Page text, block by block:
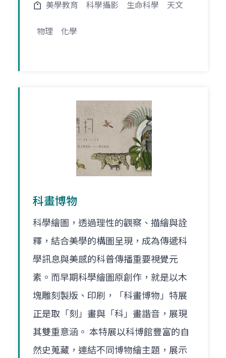
美學教育 科學攝影 生命科學 天文
物理 化學
科畫博物
科學繪圖，透過理性的觀察、描繪與詮
釋，結合美學的構圖呈現，成為傳遞科
學訊息與美感的科普傳播重要視覺元
素。而早期科學繪圖原創作，就是以木
塊雕刻製版、印刷，「科畫博物」特展
正是取「刻」畫與「科」畫諧音，展現
其雙重意涵。 本特展以科博館豐富的自
然史蒐藏，連結不同博物繪主題，展示